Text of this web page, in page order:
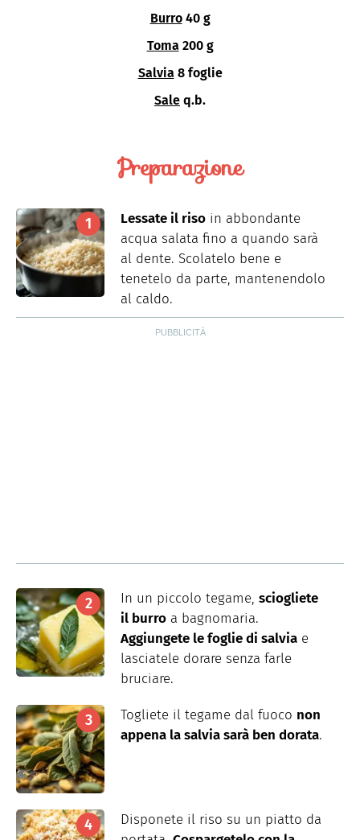
Burro 40 g
Toma 200 g
Salvia 8 foglie
Sale q.b.
Preparazione
Lessate il riso in abbondante
acqua salata fino a quando sarà
al dente. Scolatelo bene e
tenetelo da parte, mantenendolo
al caldo.
In un piccolo tegame, sciogliete
il burro a bagnomaria.
Aggiungete le foglie di salvia e
lasciatele dorare senza farle
bruciare.
Togliete il tegame dal fuoco non
appena la salvia sarà ben dorata.
Disponete il riso su un piatto da